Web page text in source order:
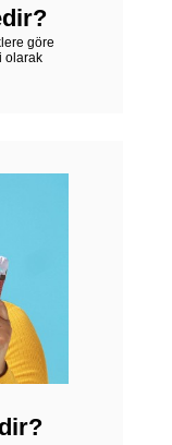
göre
olarak